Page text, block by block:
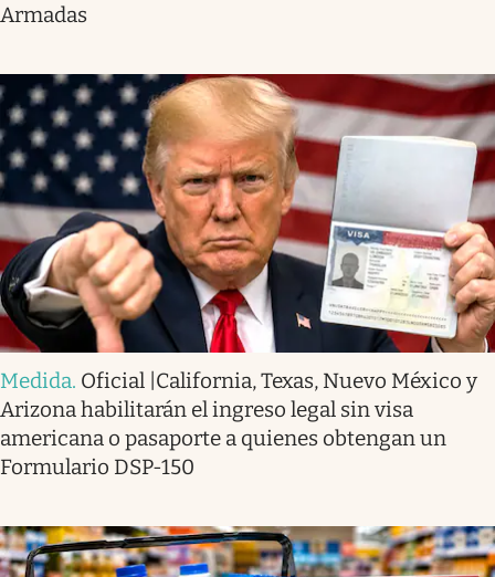
Armadas
Medida. Oficial |California, Texas, Nuevo México y
Arizona habilitarán el ingreso legal sin visa
americana o pasaporte a quienes obtengan un
Formulario DSP-150